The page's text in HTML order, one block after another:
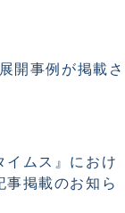
開事例が掲載さ
イムス』におけ
事掲載のお知ら